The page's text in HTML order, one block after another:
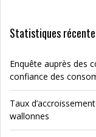
Statistiques
Enquête auprès des
confiance des
Taux
wallonnes